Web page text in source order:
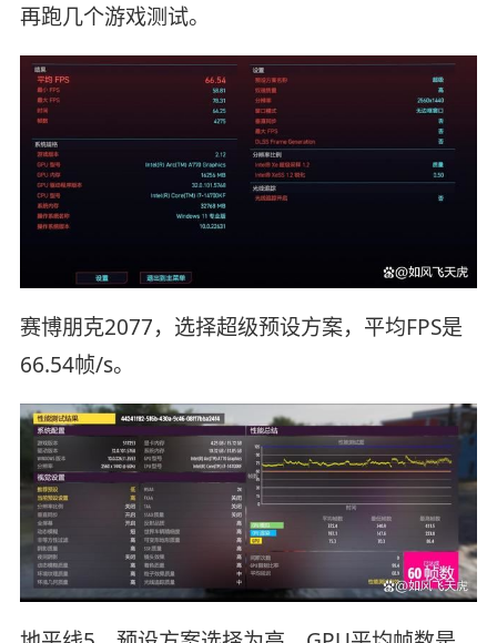
再跑几个游戏测试。
赛博朋克2077，选择超级预设方案，平均FPS是
66.54帧/s。